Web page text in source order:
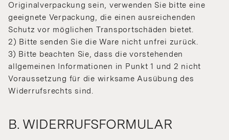
Originalverpackung sein, verwenden Sie bitte eine
geeignete Verpackung, die einen ausreichenden
Schutz vor möglichen Transportschäden bietet.
2) Bitte senden Sie die Ware nicht unfrei zurück.
3) Bitte beachten Sie, dass die vorstehenden
allgemeinen Informationen in Punkt 1 und 2 nicht
Voraussetzung für die wirksame Ausübung des
Widerrufsrechts sind.
B. WIDERRUFSFORMULAR